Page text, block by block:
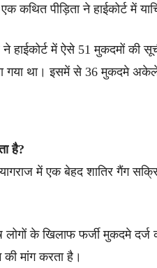
पीड़िता ने हाईकोर्ट में
में ऐसे 51 मुकदमों की
गया था। इसमें से 36 मुकदमे
है?
में एक बेहद शातिर गैंग
लोगों के खिलाफ फर्जी मुकदमे
मांग करता है।